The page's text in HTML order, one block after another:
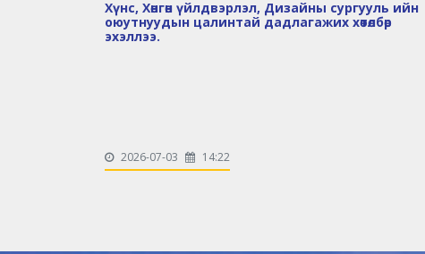
Хүнс, Хөнгөн үйлдвэрлэл, Дизайны сургууль ийн
оюутнуудын цалинтай дадлагажих хөтөлбөр
эхэллээ.
2026-07-03 14:22